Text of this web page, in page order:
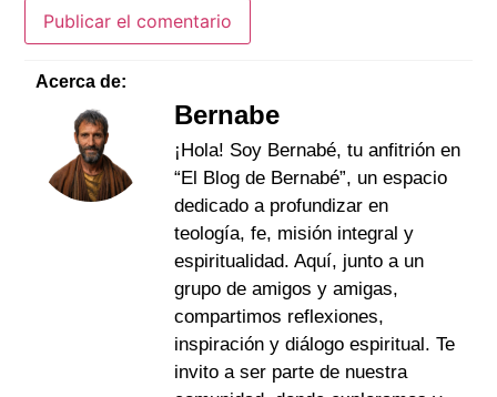
Acerca de:
Bernabe
¡Hola! Soy Bernabé, tu anfitrión en
“El Blog de Bernabé”, un espacio
dedicado a profundizar en
teología, fe, misión integral y
espiritualidad. Aquí, junto a un
grupo de amigos y amigas,
compartimos reflexiones,
inspiración y diálogo espiritual. Te
invito a ser parte de nuestra